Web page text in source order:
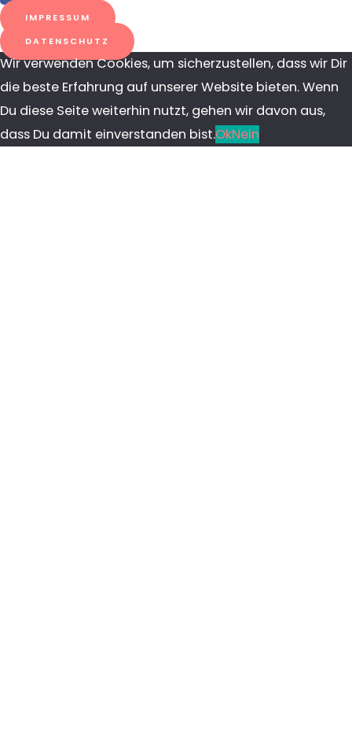
IMPRESSUM
DATENSCHUTZ
Wir verwenden Cookies, um sicherzustellen, dass wir Dir
die beste Erfahrung auf unserer Website bieten. Wenn
Du diese Seite weiterhin nutzt, gehen wir davon aus,
dass Du damit einverstanden bist.OkNein